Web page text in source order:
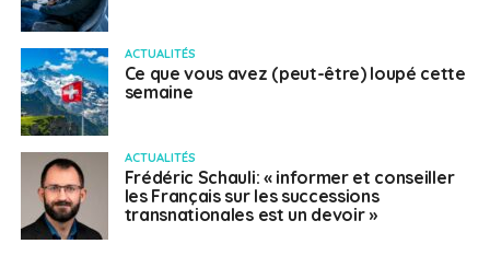
ACTUALITÉS
Ce que vous avez (peut-être) loupé cette
semaine
ACTUALITÉS
Frédéric Schauli: « informer et conseiller
les Français sur les successions
transnationales est un devoir »